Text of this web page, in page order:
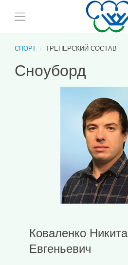
СПОРТ ТРЕНЕРСКИЙ СОСТАВ
Сноуборд
Коваленко Никита
Евгеньевич